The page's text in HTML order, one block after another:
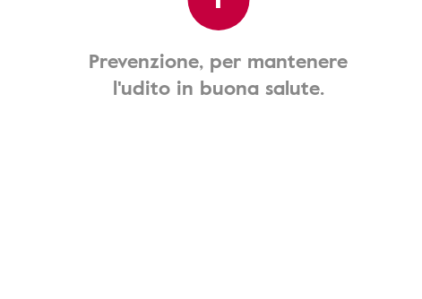
Prevenzione, per mantenere
l'udito in buona salute.